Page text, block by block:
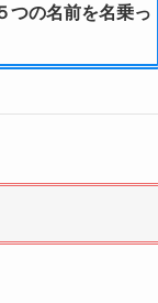
つの名前を名乗っ